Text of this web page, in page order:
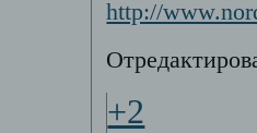
http://
+2